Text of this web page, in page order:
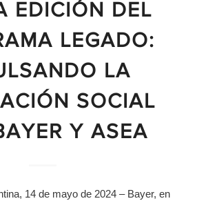
EDICIÓN DEL
LEGADO:
LA
SOCIAL
Y ASEA
14 de mayo de 2024 – Bayer, en